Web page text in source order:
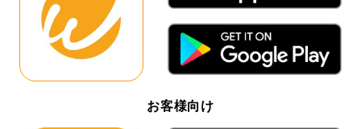
お客様向け